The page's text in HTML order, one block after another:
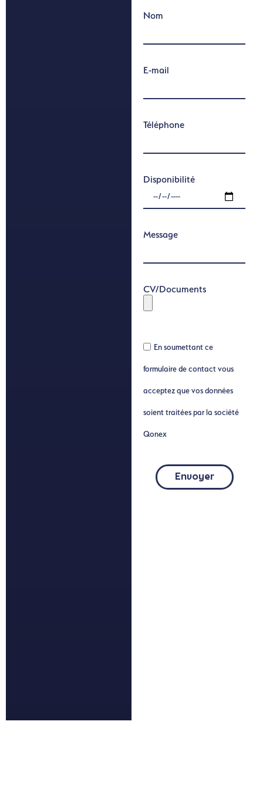
Nom
E-mail
Téléphone
Disponibilité
Message
CV/Documents
En soumettant ce
formulaire de contact vous
acceptez que vos données
soient traitées par la société
Qonex
Envoyer